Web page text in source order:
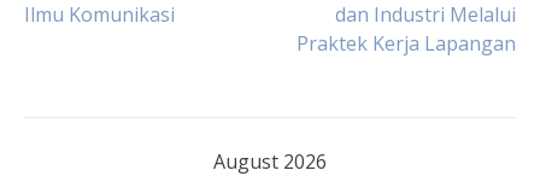
navigation
Ilmu Komunikasi
dan Industri Melalui
Praktek Kerja Lapangan
August 2026